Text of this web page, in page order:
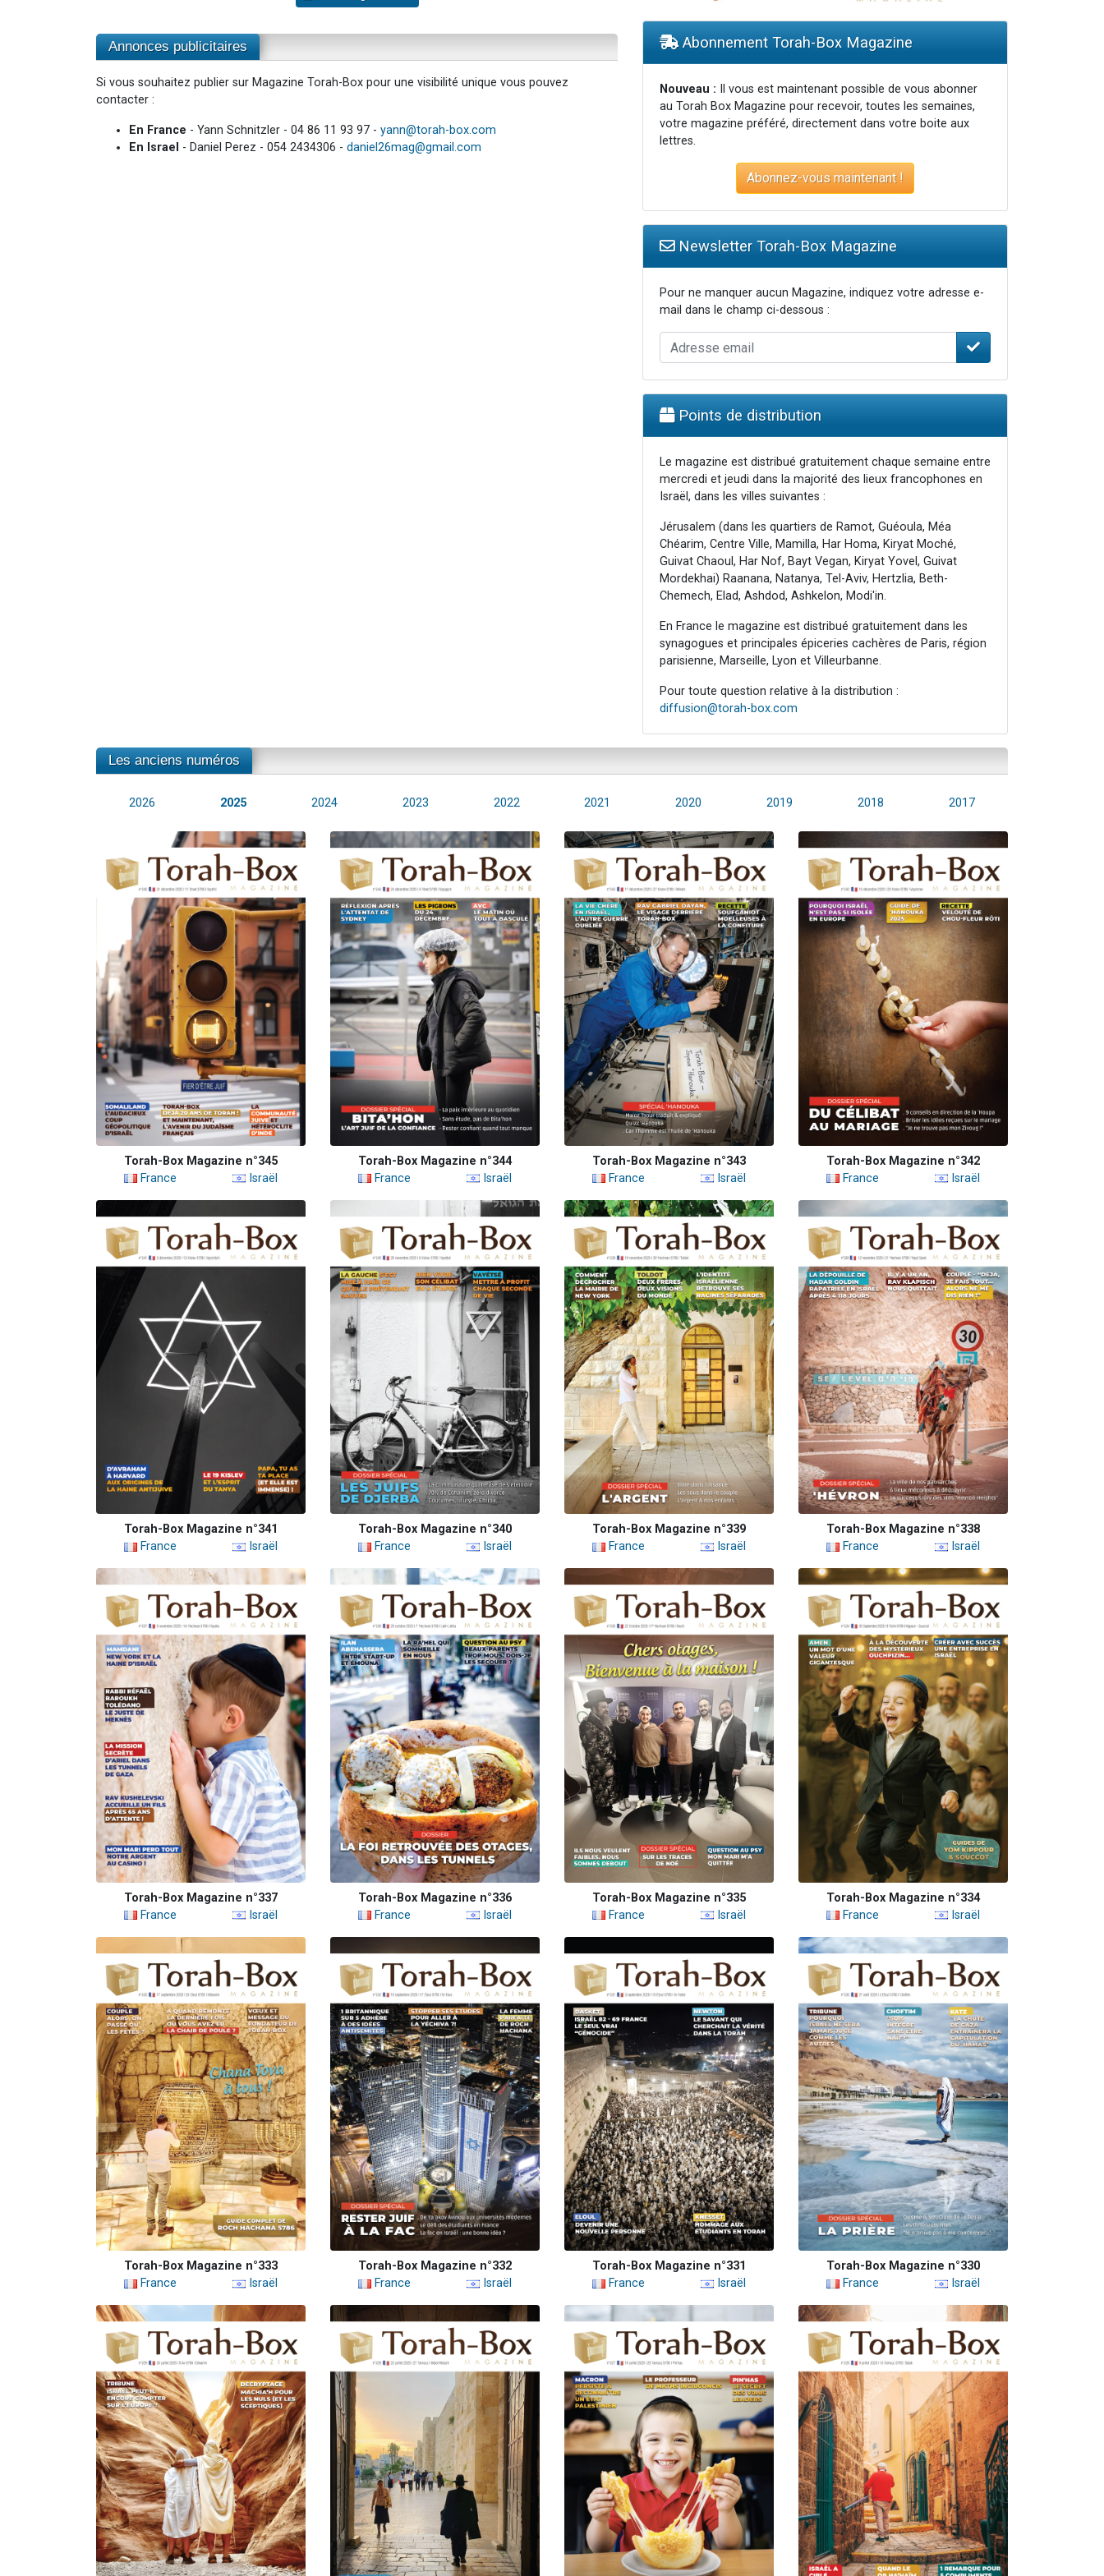
Il reste 49 places pour étudier en groupe sur Zoom
Eva vient de donner son Maasser
Annonces publicitaires
Si vous souhaitez publier sur Magazine Torah-Box pour une visibilité unique vous pouvez
contacter :
En France - Yann Schnitzler - 04 86 11 93 97 - yann@torah-box.com
En Israel - Daniel Perez - 054 2434306 - daniel26mag@gmail.com
Abonnement Torah-Box Magazine
Nouveau : Il vous est maintenant possible de vous abonner
au Torah Box Magazine pour recevoir, toutes les semaines,
votre magazine préféré, directement dans votre boite aux
lettres.
Abonnez-vous maintenant !
Newsletter Torah-Box Magazine
Pour ne manquer aucun Magazine, indiquez votre adresse e-
mail dans le champ ci-dessous :
Points de distribution
Le magazine est distribué gratuitement chaque semaine entre
mercredi et jeudi dans la majorité des lieux francophones en
Israël, dans les villes suivantes :
Jérusalem (dans les quartiers de Ramot, Guéoula, Méa
Chéarim, Centre Ville, Mamilla, Har Homa, Kiryat Moché,
Guivat Chaoul, Har Nof, Bayt Vegan, Kiryat Yovel, Guivat
Mordekhai) Raanana, Natanya, Tel-Aviv, Hertzlia, Beth-
Chemech, Elad, Ashdod, Ashkelon, Modi'in.
En France le magazine est distribué gratuitement dans les
synagogues et principales épiceries cachères de Paris, région
parisienne, Marseille, Lyon et Villeurbanne.
Pour toute question relative à la distribution :
diffusion@torah-box.com
Les anciens numéros
2026 2025 2024 2023 2022 2021 2020 2019 2018 2017
Torah-Box Magazine n°345
France
Israël
Torah-Box Magazine n°344
France
Israël
Torah-Box Magazine n°343
France
Israël
Torah-Box Magazine n°342
France
Israël
Torah-Box Magazine n°341
France
Israël
Torah-Box Magazine n°340
France
Israël
Torah-Box Magazine n°339
France
Israël
Torah-Box Magazine n°338
France
Israël
Torah-Box Magazine n°337
France
Israël
Torah-Box Magazine n°336
France
Israël
Torah-Box Magazine n°335
France
Israël
Torah-Box Magazine n°334
France
Israël
Torah-Box Magazine n°333
France
Israël
Torah-Box Magazine n°332
France
Israël
Torah-Box Magazine n°331
France
Israël
Torah-Box Magazine n°330
France
Israël